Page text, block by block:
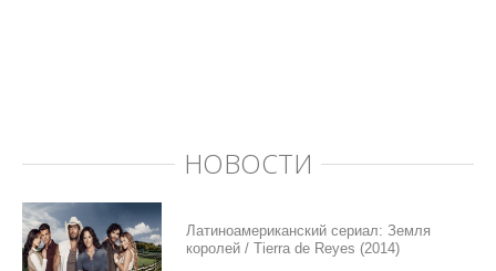
НОВОСТИ
Латиноамериканский сериал: Земля
королей / Tierra de Reyes (2014)